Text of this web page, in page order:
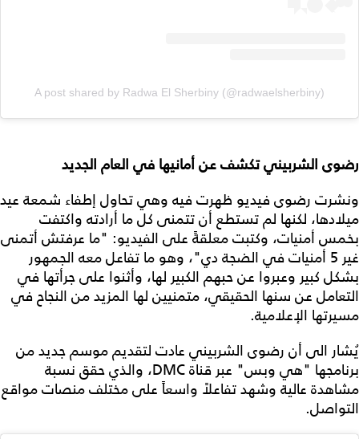
A post shared by Radwa El Sherbiny (@radwaelsherbiny)
رضوى الشربيني تكشف عن أمانيها في العام الجديد
ونشرت رضوى فيديو ظهرت فيه وهي تحاول إطفاء شمعة عيد
ميلادها، لكنها لم تستطع أن تتمنى كل ما أرادته واكتفت
بخمس أمنيات، وكتبت معلقةً على الفيديو: "ما عرفتش أتمنى
غير 5 أمنيات في الضجة دي"، وهو ما تفاعل معه الجمهور
بشكل كبير وعبروا عن حبهم الكبير لها، وأثنوا على جرأتها في
التعامل عن سنها الحقيقي، متمنيين لها المزيد من النجاح في
مسيرتها الإعلامية.
يُشار الى أن رضوى الشربيني عادت لتقديم موسم جديد من
برنامجها "هي وبس" عبر قناة DMC، والذي حقق نسبة
مشاهدة عالية وشهد تفاعلاً واسعاً على مختلف منصات مواقع
التواصل.